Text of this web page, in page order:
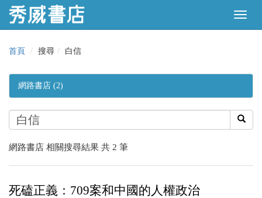
首頁 搜尋 白信
網路書店 (2)
網路書店 相關搜尋結果 共 2 筆
死磕正義：709案和中國的人權政治